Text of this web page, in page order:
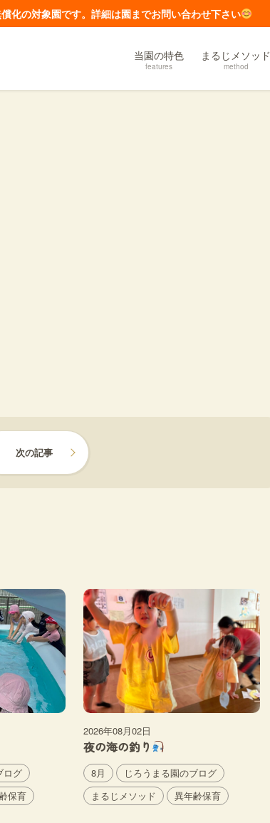
化の対象園です。詳細は園までお問い合わせ下さい
当園の特色
features
まるじメソッド
method
次の記事
ログ
保育
2026年08月02日
夜の海の釣り
8月
じろうまる園のブログ
まるじメソッド
異年齢保育